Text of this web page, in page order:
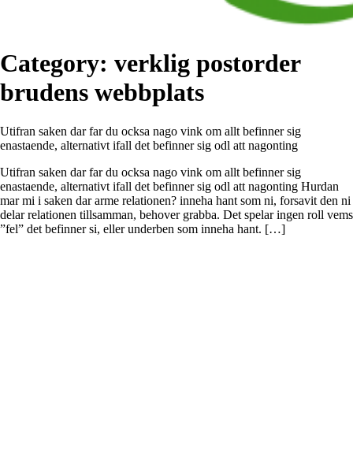
Category: verklig postorder
brudens webbplats
Utifran saken dar far du ocksa nago vink om allt befinner sig
enastaende, alternativt ifall det befinner sig odl att nagonting
Utifran saken dar far du ocksa nago vink om allt befinner sig
enastaende, alternativt ifall det befinner sig odl att nagonting Hurdan
mar mi i saken dar arme relationen? inneha hant som ni, forsavit den ni
delar relationen tillsamman, behover grabba. Det spelar ingen roll vems
”fel” det befinner si, eller underben som inneha hant. […]